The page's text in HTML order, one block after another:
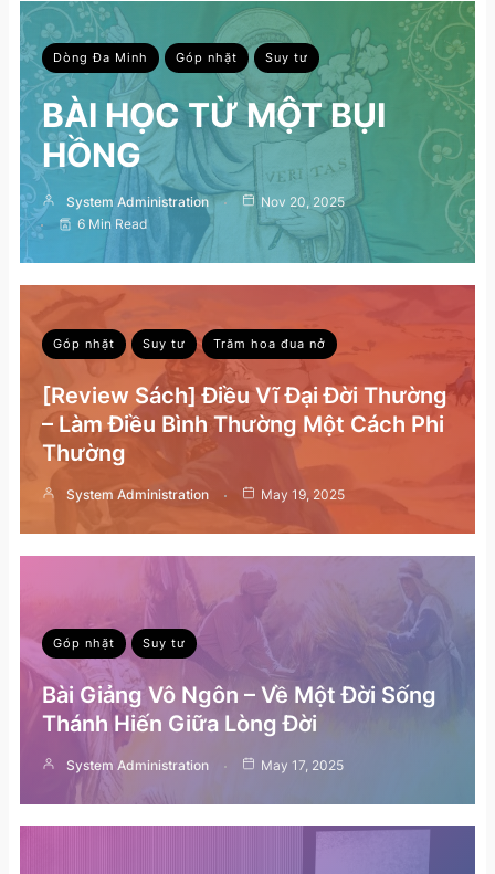
Dòng Đa Minh Góp nhặt Suy tư
BÀI HỌC TỪ MỘT BỤI
HỒNG
System Administration
Nov 20, 2025
6 Min Read
Góp nhặt Suy tư Trăm hoa đua nở
[Review Sách] Điều Vĩ Đại Đời Thường
– Làm Điều Bình Thường Một Cách Phi
Thường
System Administration May 19, 2025
Góp nhặt Suy tư
Bài Giảng Vô Ngôn – Về Một Đời Sống
Thánh Hiến Giữa Lòng Đời
System Administration May 17, 2025